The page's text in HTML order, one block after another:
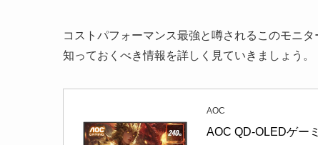
コストパフォーマンス最強と噂されるこのモニ
知っておくべき情報を詳しく見ていきましょう。
AOC
AOC QD-OLEDゲー